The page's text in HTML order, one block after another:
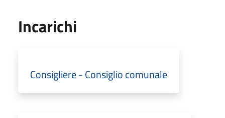
Incarichi
Consigliere - Consiglio comunale